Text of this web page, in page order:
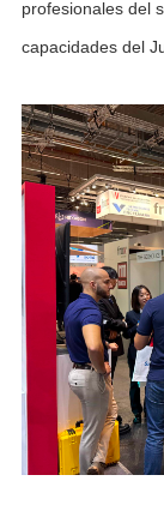
profesionales del
capacidades del